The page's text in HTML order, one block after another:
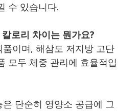
수 있습니다.
로리 차이는 뭔가요?
이며, 해삼도 저지방 고단
모두 체중 관리에 효율적입
단순히 영양소 공급에 그